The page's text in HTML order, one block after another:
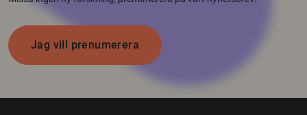
Jag vill prenumerera